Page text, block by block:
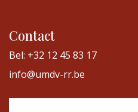
Contact
Bel: +32 12 45 83 17
info@umdv-rr.be